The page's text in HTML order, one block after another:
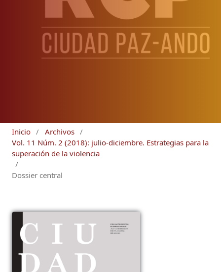
Inicio / Archivos /
Vol. 11 Núm. 2 (2018): julio-diciembre. Estrategias para la
superación de la violencia
/
Dossier central